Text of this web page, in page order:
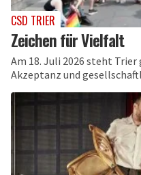
CSD TRIER
Zeichen für Vielfalt
Am 18. Juli 2026 steht
Akzeptanz und